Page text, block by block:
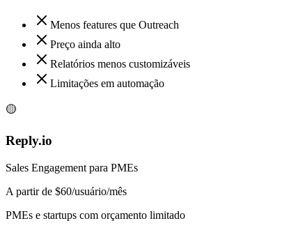
Menos features que Outreach
Preço ainda alto
Relatórios menos customizáveis
Limitações em automação
🟡
Reply.io
Sales Engagement para PMEs
A partir de $60/usuário/mês
PMEs e startups com orçamento limitado